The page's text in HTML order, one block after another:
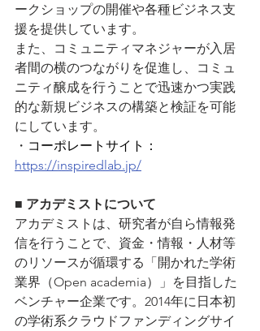
ークショップの開催や各種ビジネス支
援を提供しています。
また、コミュニティマネジャーが入居
者間の横のつながりを促進し、コミュ
ニティ醸成を行うことで迅速かつ実践
的な新規ビジネスの構築と検証を可能
にしています。
・ コーポレートサイト：
https://inspiredlab.jp/
■ アカデミストについて
アカデミストは、研究者が自ら情報発
信を行うことで、資金・情報・人材等
のリソースが循環する「開かれた学術
業界（Open academia）」を目指した
ベンチャー企業です。2014年に日本初
の学術系クラウドファンディングサイ